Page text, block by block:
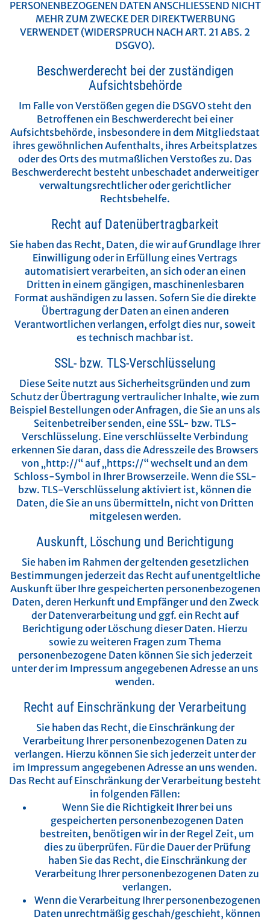
PERSONENBEZOGENEN DATEN ANSCHLIESSEND NICHT
MEHR ZUM ZWECKE DER DIREKTWERBUNG
VERWENDET (WIDERSPRUCH NACH ART. 21 ABS. 2
DSGVO).
Beschwerde­recht bei der zuständigen
Aufsichts­behörde
Im Falle von Verstößen gegen die DSGVO steht den
Betroffenen ein Beschwerderecht bei einer
Aufsichtsbehörde, insbesondere in dem Mitgliedstaat
ihres gewöhnlichen Aufenthalts, ihres Arbeitsplatzes
oder des Orts des mutmaßlichen Verstoßes zu. Das
Beschwerderecht besteht unbeschadet anderweitiger
verwaltungsrechtlicher oder gerichtlicher
Rechtsbehelfe.
Recht auf Daten­übertrag­barkeit
Sie haben das Recht, Daten, die wir auf Grundlage Ihrer
Einwilligung oder in Erfüllung eines Vertrags
automatisiert verarbeiten, an sich oder an einen
Dritten in einem gängigen, maschinenlesbaren
Format aushändigen zu lassen. Sofern Sie die direkte
Übertragung der Daten an einen anderen
Verantwortlichen verlangen, erfolgt dies nur, soweit
es technisch machbar ist.
SSL- bzw. TLS-Verschlüsselung
Diese Seite nutzt aus Sicherheitsgründen und zum
Schutz der Übertragung vertraulicher Inhalte, wie zum
Beispiel Bestellungen oder Anfragen, die Sie an uns als
Seitenbetreiber senden, eine SSL- bzw. TLS-
Verschlüsselung. Eine verschlüsselte Verbindung
erkennen Sie daran, dass die Adresszeile des Browsers
von „http://“ auf „https://“ wechselt und an dem
Schloss-Symbol in Ihrer Browserzeile. Wenn die SSL-
bzw. TLS-Verschlüsselung aktiviert ist, können die
Daten, die Sie an uns übermitteln, nicht von Dritten
mitgelesen werden.
Auskunft, Löschung und Berichtigung
Sie haben im Rahmen der geltenden gesetzlichen
Bestimmungen jederzeit das Recht auf unentgeltliche
Auskunft über Ihre gespeicherten personenbezogenen
Daten, deren Herkunft und Empfänger und den Zweck
der Datenverarbeitung und ggf. ein Recht auf
Berichtigung oder Löschung dieser Daten. Hierzu
sowie zu weiteren Fragen zum Thema
personenbezogene Daten können Sie sich jederzeit
unter der im Impressum angegebenen Adresse an uns
wenden.
Recht auf Einschränkung der Verarbeitung
Sie haben das Recht, die Einschränkung der
Verarbeitung Ihrer personenbezogenen Daten zu
verlangen. Hierzu können Sie sich jederzeit unter der
im Impressum angegebenen Adresse an uns wenden.
Das Recht auf Einschränkung der Verarbeitung besteht
in folgenden Fällen:
Wenn Sie die Richtigkeit Ihrer bei uns
gespeicherten personenbezogenen Daten
bestreiten, benötigen wir in der Regel Zeit, um
dies zu überprüfen. Für die Dauer der Prüfung
haben Sie das Recht, die Einschränkung der
Verarbeitung Ihrer personenbezogenen Daten zu
verlangen.
Wenn die Verarbeitung Ihrer personenbezogenen
Daten unrechtmäßig geschah/geschieht, können